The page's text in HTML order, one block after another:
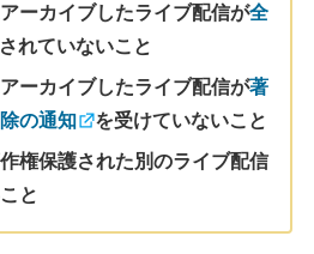
ーカイブしたライブ配信が全
されていないこと
ーカイブしたライブ配信が著
の通知
を受けていないこと
権保護された別のライブ配信
と